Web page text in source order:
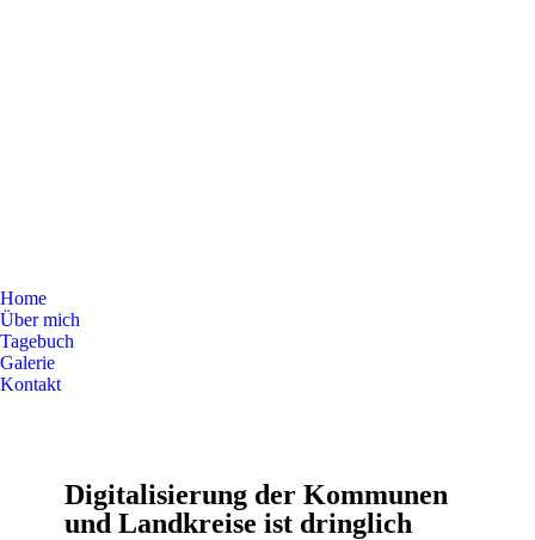
Home
Über mich
Tagebuch
Galerie
Kontakt
Digitalisierung der Kommunen
und Landkreise ist dringlich